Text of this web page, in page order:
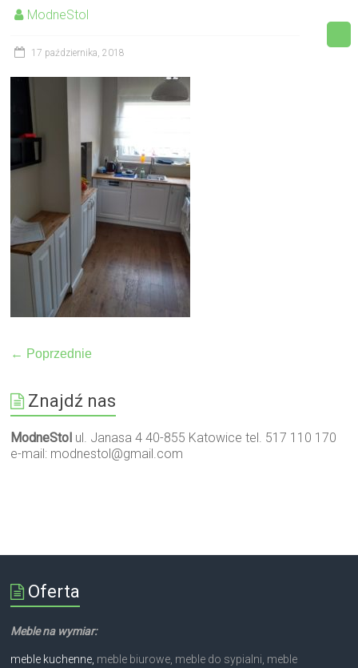
ModneStol
17 października, 2018
← Poprzednie
Znajdź nas
ModneStol ul. Janasa 4 40-855 Katowice tel. 517 110 170
e-mail: modnestol@gmail.com
Oferta
Meble na wymiar:
meble kuchenne, meble biurowe, meble do sypialni, meble